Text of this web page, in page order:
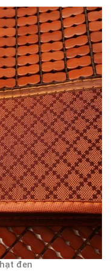
đen